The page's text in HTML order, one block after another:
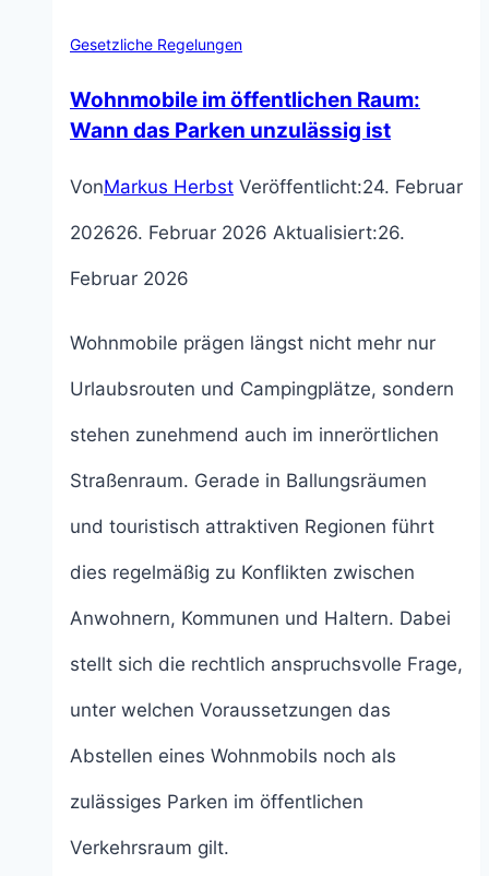
Gesetzliche Regelungen
Wohnmobile im öffentlichen Raum:
Wann das Parken unzulässig ist
VonMarkus Herbst Veröffentlicht:24. Februar
202626. Februar 2026 Aktualisiert:26.
Februar 2026
Wohnmobile prägen längst nicht mehr nur
Urlaubsrouten und Campingplätze, sondern
stehen zunehmend auch im innerörtlichen
Straßenraum. Gerade in Ballungsräumen
und touristisch attraktiven Regionen führt
dies regelmäßig zu Konflikten zwischen
Anwohnern, Kommunen und Haltern. Dabei
stellt sich die rechtlich anspruchsvolle Frage,
unter welchen Voraussetzungen das
Abstellen eines Wohnmobils noch als
zulässiges Parken im öffentlichen
Verkehrsraum gilt.